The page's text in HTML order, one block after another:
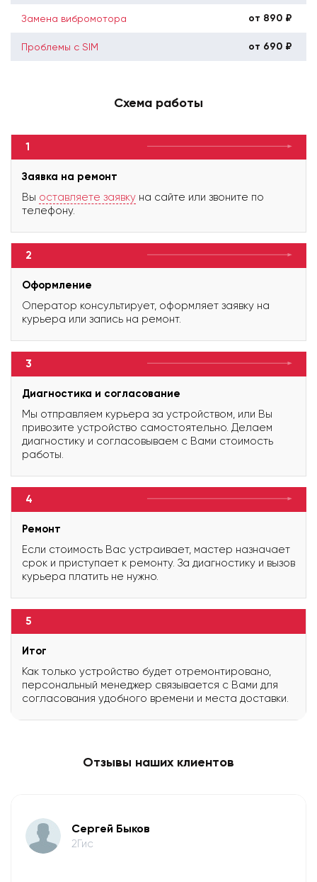
Замена вибромотора от 890 ₽
Проблемы с SIM от 690 ₽
Схема работы
1
Заявка на ремонт
Вы оставляете заявку на сайте или звоните по
телефону.
2
Оформление
Оператор консультирует, оформляет заявку на
курьера или запись на ремонт.
3
Диагностика и согласование
Мы отправляем курьера за устройством, или Вы
привозите устройство самостоятельно. Делаем
диагностику и согласовываем с Вами стоимость
работы.
4
Ремонт
Если стоимость Вас устраивает, мастер назначает
срок и приступает к ремонту. За диагностику и вызов
курьера платить не нужно.
5
Итог
Как только устройство будет отремонтировано,
персональный менеджер связывается с Вами для
согласования удобного времени и места доставки.
Отзывы наших клиентов
​Сергей Быков
2Гис